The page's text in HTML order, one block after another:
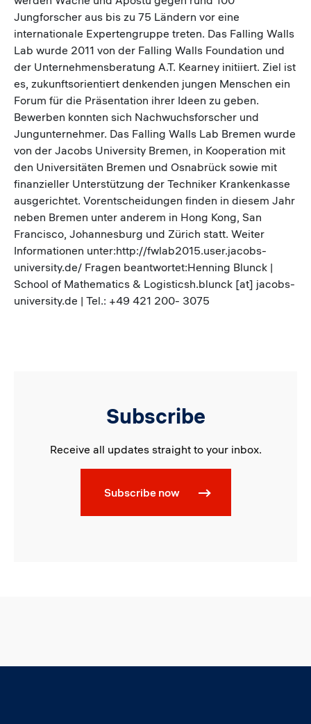
Jungforscher aus bis zu 75 Ländern vor eine
internationale Expertengruppe treten. Das Falling Walls
Lab wurde 2011 von der Falling Walls Foundation und
der Unternehmensberatung A.T. Kearney initiiert. Ziel ist
es, zukunftsorientiert denkenden jungen Menschen ein
Forum für die Präsentation ihrer Ideen zu geben.
Bewerben konnten sich Nachwuchsforscher und
Jungunternehmer. Das Falling Walls Lab Bremen wurde
von der Jacobs University Bremen, in Kooperation mit
den Universitäten Bremen und Osnabrück sowie mit
finanzieller Unterstützung der Techniker Krankenkasse
ausgerichtet. Vorentscheidungen finden in diesem Jahr
neben Bremen unter anderem in Hong Kong, San
Francisco, Johannesburg und Zürich statt. Weiter
Informationen unter:http://fwlab2015.user.jacobs-
university.de/ Fragen beantwortet:Henning Blunck |
School of Mathematics & Logisticsh.blunck [at] jacobs-
university.de | Tel.: +49 421 200- 3075
Subscribe
Receive all updates straight to your inbox.
Subscribe now